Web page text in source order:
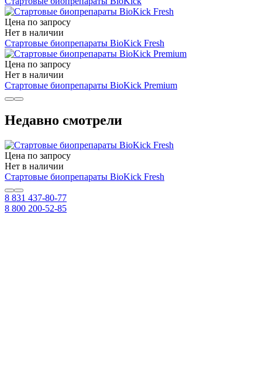
Цена по запросу
Нет в наличии
Стартовые биопрепараты BioKick Fresh
Цена по запросу
Нет в наличии
Стартовые биопрепараты BioKick Premium
Недавно смотрели
Цена по запросу
Нет в наличии
Стартовые биопрепараты BioKick Fresh
8 831 437-80-77
8 800 200-52-85